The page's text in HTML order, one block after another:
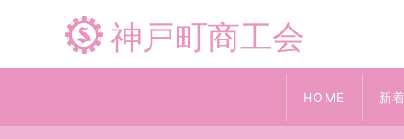
神戸町商工会
HOME 新